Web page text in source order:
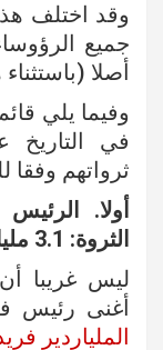
جميع
أصلا
في التاريخ
ثرواتهم وفقا
أولا.
الثروة: 3.1 مليار دولار)
ليس غريبا
أغنى رئيس
الملياردير